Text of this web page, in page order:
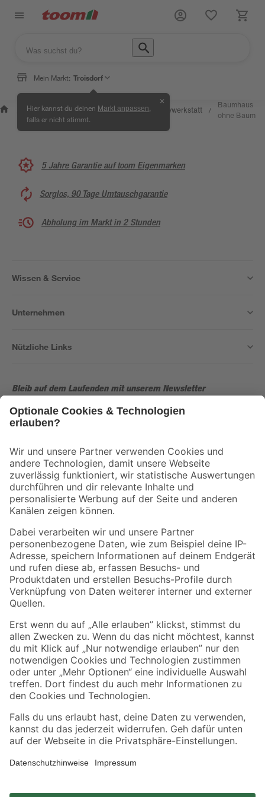
Mein Markt: Troisdorf
Hier kannst du deinen Markt anpassen
falls er nicht stimmt.
✕
Wissen &
Service
/
Selbermachen
& Ratgeber
/ Kreativwerkstatt /
Baumhaus
ohne Baum
5 Jahre Garantie auf toom Eigenmarken
Sorglos, 90 Tage Umtauschgarantie
Abholung im Markt in 2 Stunden
Wissen & Service
Unternehmen
Nützliche Links
Bleib auf dem Laufenden mit unserem Newsletter
Der toom Newsletter: Keine Angebote und Aktionen mehr verpassen!
Folge uns
Zahlungsarten Versandarten
Sicher einkaufen
Jetzt die toom-App herunterladen
Alle Preisangaben in EUR inkl. gesetzl. MwSt.. Die dargestellten Angebote sind unter
Umständen nicht in allen Märkten verfügbar. Die angegebenen Verfügbarkeiten beziehen
sich auf den unter "Mein Markt" ausgewählten toom Baumarkt. Alle Angebote und
*Paketversand ab 59 € versandkostenfrei, gilt nicht für Artikel mit Speditionsversand, hier
fallen zusätzliche Versandkosten an.